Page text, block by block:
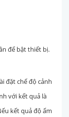
để bật thiết bị.
đặt chế độ cảnh
với kết quả là
kết quả độ ẩm